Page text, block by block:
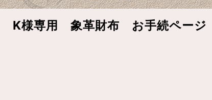
K様専用 象革財布 お手続ページ